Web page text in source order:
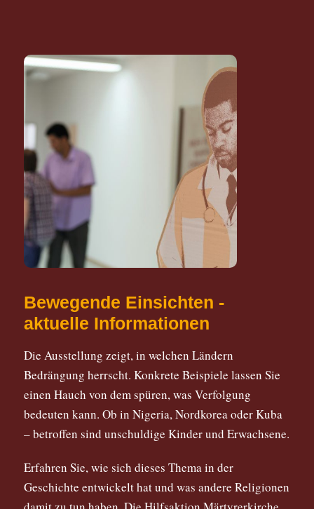
Bewegende Einsichten -
aktuelle Informationen
Die Ausstellung zeigt, in welchen Ländern
Bedrängung herrscht. Konkrete Beispiele lassen Sie
einen Hauch von dem spüren, was Verfolgung
bedeuten kann. Ob in Nigeria, Nordkorea oder Kuba
– betroffen sind unschuldige Kinder und Erwachsene.
Erfahren Sie, wie sich dieses Thema in der
Geschichte entwickelt hat und was andere Religionen